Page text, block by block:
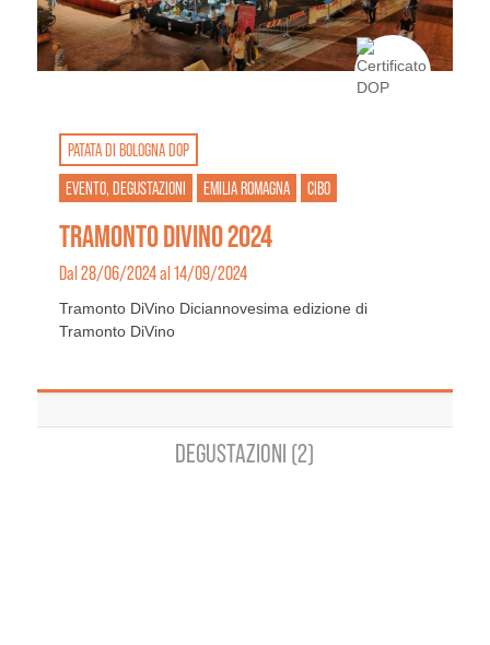
PATATA DI BOLOGNA DOP
EVENTO, DEGUSTAZIONI
EMILIA ROMAGNA CIBO
TRAMONTO DIVINO 2024
Dal 28/06/2024 al 14/09/2024
Tramonto DiVino Diciannovesima edizione di
Tramonto DiVino
DEGUSTAZIONI (2)